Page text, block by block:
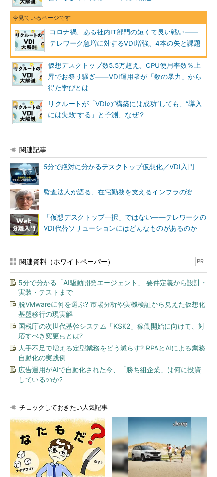
コロナ禍、ある社内IT部門の短くて長い戦い――
テレワーク急増に対するVDI増強、4本の矢と課題
仮想デスクトップ数5.5万超え、CPU使用率数％上
昇でお祭り騒ぎ――VDI運用者が「数の暴力」から
得た学びとは
リクルートが「VDIの“構築には成功”しても、“導入
には失敗”する」と予測、なぜ？
関連記事
5分で絶対に分かるデスクトップ仮想化／VDI入門
監査法人が語る、在宅勤務を支えるインフラの姿
「仮想デスクトップ一択」ではない――テレワークの
VDI代替ソリューションにはどんなものがあるのか
関連資料（ホワイトペーパー） PR
5分で分かる「AI駆動開発エージェント」 要件定義から設計・
実装・テストまで
脱VMwareに何を選ぶ? 市場分析や実機検証から見えた仮想化
基盤移行の現実解
国税庁の次世代基幹システム「KSK2」稼働開始に向けて、対
応すべき変更点とは?
人手不足で増える定型業務をどう減らす? RPAとAIによる業務
自動化の実践例
広告運用がAIで自動化された今、「勝ち組企業」は何に投資
しているのか?
チェックしておきたい人気記事